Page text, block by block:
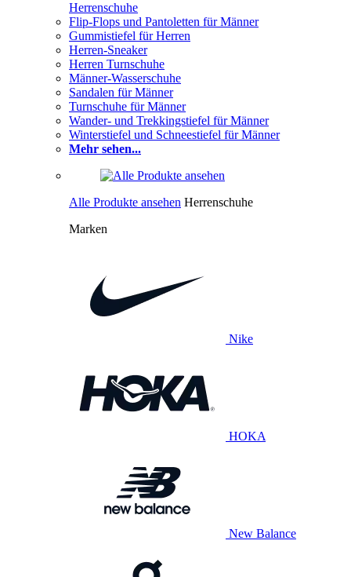
Herrenschuhe
Flip-Flops und Pantoletten für Männer
Gummistiefel für Herren
Herren-Sneaker
Herren Turnschuhe
Männer-Wasserschuhe
Sandalen für Männer
Turnschuhe für Männer
Wander- und Trekkingstiefel für Männer
Winterstiefel und Schneestiefel für Männer
Mehr sehen...
Alle Produkte ansehen Herrenschuhe
Marken
Nike
HOKA
New Balance